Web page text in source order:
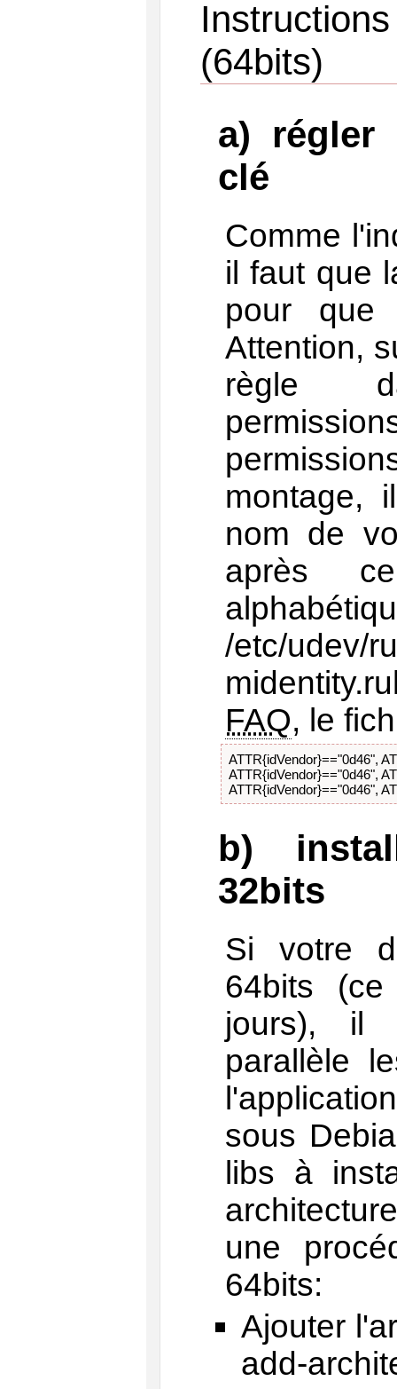
(64bits)
a) régler
clé
Comme
il faut que
pour que
Attention,
règle
montage,
nom de
après
/etc/udev/
FAQ, le
ATTR{idVendor}=="0d46",
ATTR{idVendor}=="0d46",
ATTR{idVendor}=="0d46",
b)
32bits
Si votre
64bits
jours), il
parallèle
sous
libs à
une
64bits:
Ajouter
add-